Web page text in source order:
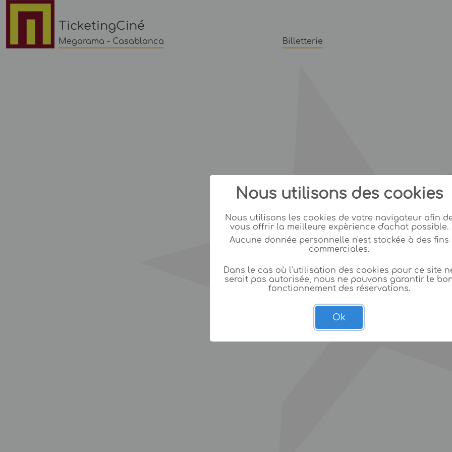
TicketingCiné
Megarama - Casablanca Billetterie
Nous utilisons des cookies
Nous utilisons les cookies de votre navigateur afin
vous offrir la meilleure expèrience d'achat possible.
Aucune donnée personnelle n'est stockée à des fins
commerciales.
Dans le cas où l'utilisation des cookies pour ce site
serait pas autorisée, nous ne pouvons garantir le
fonctionnement des réservations.
Ok